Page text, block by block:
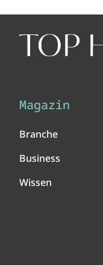
Magazin
Branche
Business
Wissen